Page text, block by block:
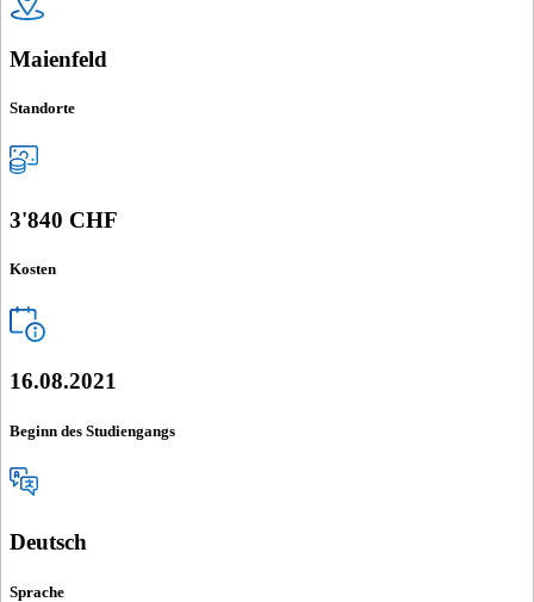
Maienfeld
Standorte
3'840 CHF
Kosten
16.08.2021
Beginn des Studiengangs
Deutsch
Sprache